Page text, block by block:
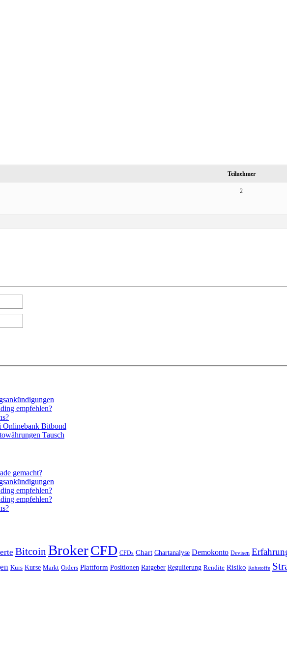
Teilnehmer
2
empfehlen?
Onlinebank Bitbond
Tausch
gemacht?
empfehlen?
empfehlen?
Bitcoin BrokerCFD CFDs Chart Chartanalyse Demokonto Devisen
Kurs Kurse Markt Orders Plattform Positionen Ratgeber Regulierung Rendite Risiko Rohstoffe